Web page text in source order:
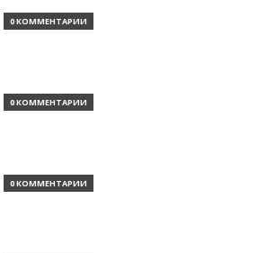
0 КОММЕНТАРИИ
0 КОММЕНТАРИИ
0 КОММЕНТАРИИ